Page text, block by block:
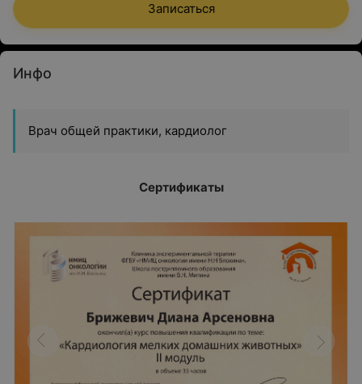
Записаться
Инфо
Врач общей практики, кардиолог
Сертификаты